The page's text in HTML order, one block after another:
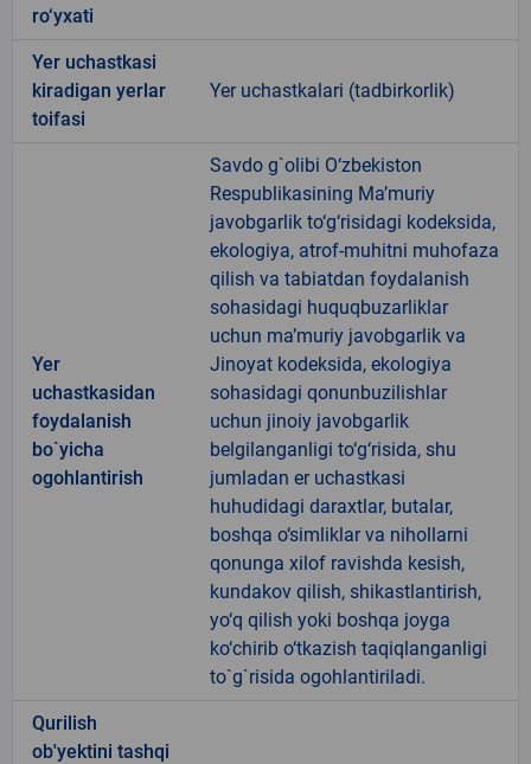
ro‘yxati
Yer uchastkasi
kiradigan yerlar
toifasi
Yer uchastkalari (tadbirkorlik)
Yer
uchastkasidan
foydalanish
bo`yicha
ogohlantirish
Savdo g`olibi O‘zbekiston
Respublikasining Ma’muriy
javobgarlik to‘g‘risidagi kodeksida,
ekologiya, atrof-muhitni muhofaza
qilish va tabiatdan foydalanish
sohasidagi huquqbuzarliklar
uchun ma’muriy javobgarlik va
Jinoyat kodeksida, ekologiya
sohasidagi qonunbuzilishlar
uchun jinoiy javobgarlik
belgilanganligi to‘g‘risida, shu
jumladan er uchastkasi
huhudidagi daraxtlar, butalar,
boshqa o‘simliklar va nihollarni
qonunga xilof ravishda kesish,
kundakov qilish, shikastlantirish,
yo‘q qilish yoki boshqa joyga
ko‘chirib o‘tkazish taqiqlanganligi
to`g`risida ogohlantiriladi.
Qurilish
ob'yektini tashqi